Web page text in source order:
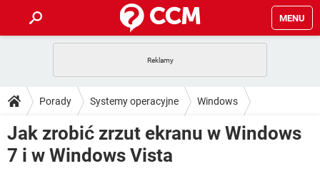
MENU
GRY WHATSAPP
SPOTIFY NETFLIX
INSTAGRAM FACEBOOK
PORADY
PlayStation TIKTOK
GRY WHATSAPP
DO POBRANIA
ANDROID TIKTOK
FORUM
Porady Systemy operacyjne Windows
Jak zrobić zrzut ekranu w Windows
7 i w Windows Vista